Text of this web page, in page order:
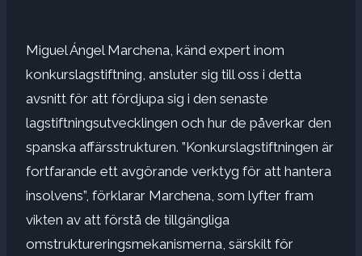
Miguel Ángel Marchena, känd expert inom
konkurslagstiftning, ansluter sig till oss i detta
avsnitt för att fördjupa sig i den senaste
lagstiftningsutvecklingen och hur de påverkar den
spanska affärsstrukturen. ”Konkurslagstiftningen är
fortfarande ett avgörande verktyg för att hantera
insolvens”, förklarar Marchena, som lyfter fram
vikten av att förstå de tillgängliga
omstruktureringsmekanismerna, särskilt för